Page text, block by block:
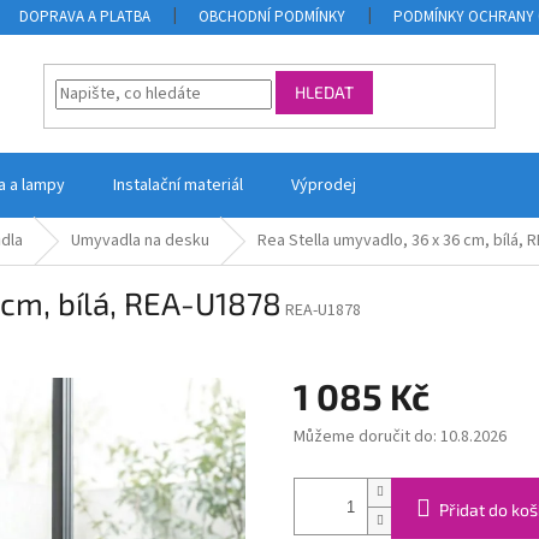
DOPRAVA A PLATBA OBCHODNÍ PODMÍNKY PODMÍNKY OCHRANY
HLEDAT
a lampy Instalační materiál Výprodej
Umyvadla na desku Rea Stella umyvadlo, 36 x 36 cm, bílá,
bílá, REA-U1878 REA-U1878
1 085 Kč
Měrná
Můžeme doručit do: 10.8.2026
Přidat do